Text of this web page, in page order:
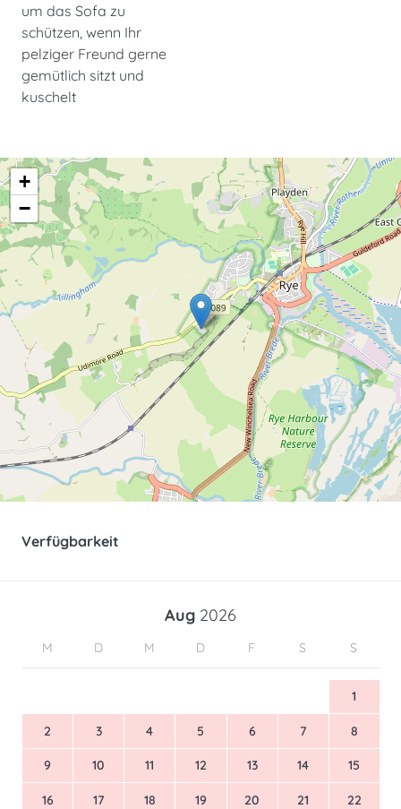
um das Sofa zu
schützen, wenn Ihr
pelziger Freund gerne
gemütlich sitzt und
kuschelt
+
−
Verfügbarkeit
Aug2026
M D M D F S S
1
2 3 4 5 6 7 8
9 10 11 12 13 14 15
16 17 18 19 20 21 22